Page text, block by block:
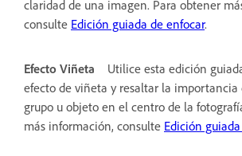
claridad de una imagen. Para obtener
consulte Edición guiada de enfocar.
Efecto Viñeta
Utilice esta edición
efecto de viñeta y resaltar la importancia
grupo u objeto en el centro de la
más información, consulte Edición